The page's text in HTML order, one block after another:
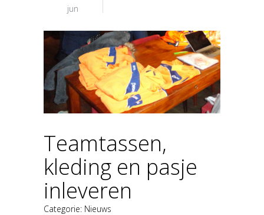
jun
Teamtassen,
kleding en pasje
inleveren
Categorie: Nieuws